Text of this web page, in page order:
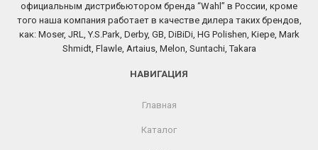
официальным дистрибьютором бренда “Wahl” в России, кроме
того наша компания работает в качестве дилера таких брендов,
как: Moser, JRL, Y.S.Park, Derby, GB, DiBiDi, HG Polishen, Kiepe, Mark
Shmidt, Flawle, Artaius, Melon, Suntachi, Takara
НАВИГАЦИЯ
Главная
Каталог